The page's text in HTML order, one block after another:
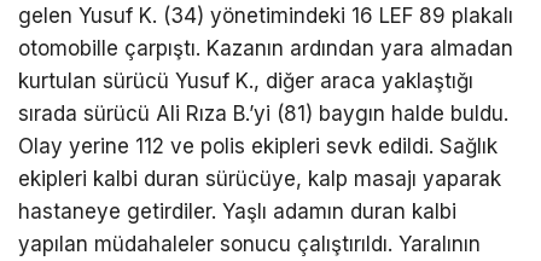
gelen Yusuf K. (34) yönetimindeki 16 LEF 89 plakalı
otomobille çarpıştı. Kazanın ardından yara almadan
kurtulan sürücü Yusuf K., diğer araca yaklaştığı
sırada sürücü Ali Rıza B.’yi (81) baygın halde buldu.
Olay yerine 112 ve polis ekipleri sevk edildi. Sağlık
ekipleri kalbi duran sürücüye, kalp masajı yaparak
hastaneye getirdiler. Yaşlı adamın duran kalbi
yapılan müdahaleler sonucu çalıştırıldı. Yaralının